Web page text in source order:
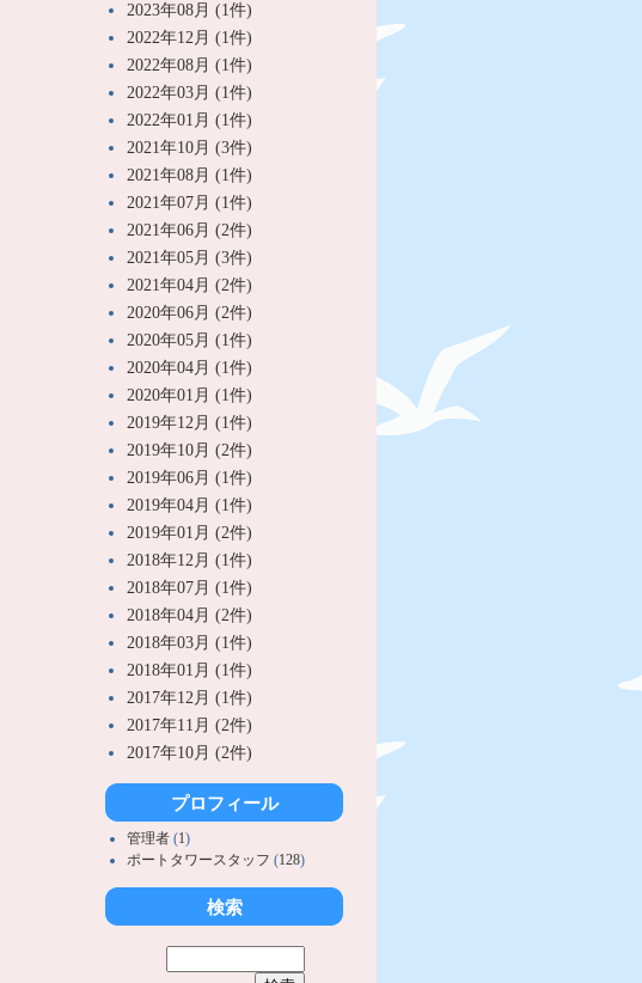
2023年08月 (1件)
2022年12月 (1件)
2022年08月 (1件)
2022年03月 (1件)
2022年01月 (1件)
2021年10月 (3件)
2021年08月 (1件)
2021年07月 (1件)
2021年06月 (2件)
2021年05月 (3件)
2021年04月 (2件)
2020年06月 (2件)
2020年05月 (1件)
2020年04月 (1件)
2020年01月 (1件)
2019年12月 (1件)
2019年10月 (2件)
2019年06月 (1件)
2019年04月 (1件)
2019年01月 (2件)
2018年12月 (1件)
2018年07月 (1件)
2018年04月 (2件)
2018年03月 (1件)
2018年01月 (1件)
2017年12月 (1件)
2017年11月 (2件)
2017年10月 (2件)
プロフィール
管理者 (1)
ポートタワースタッフ (128)
検索